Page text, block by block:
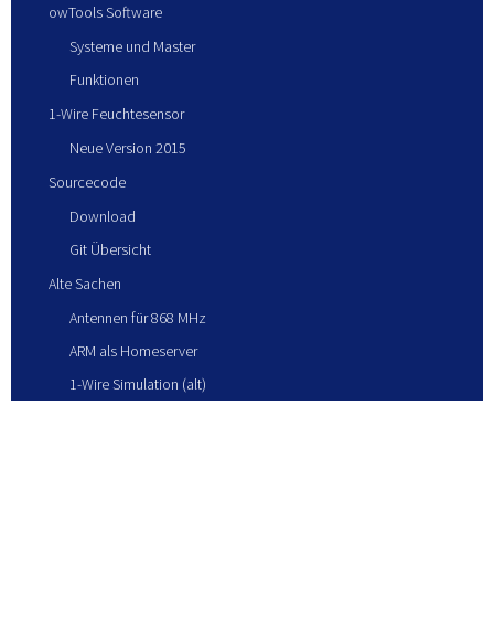
owTools Software
Systeme und Master
Funktionen
1-Wire Feuchtesensor
Neue Version 2015
Sourcecode
Download
Git Übersicht
Alte Sachen
Antennen für 868 MHz
ARM als Homeserver
1-Wire Simulation (alt)